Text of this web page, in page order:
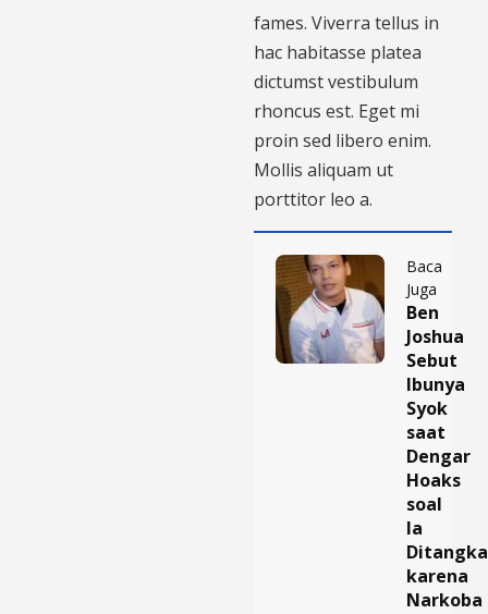
fames. Viverra tellus in
hac habitasse platea
dictumst vestibulum
rhoncus est. Eget mi
proin sed libero enim.
Mollis aliquam ut
porttitor leo a.
Baca
Juga
Ben
Joshua
Sebut
Ibunya
Syok
saat
Dengar
Hoaks
soal
Ia
karena
Narkoba